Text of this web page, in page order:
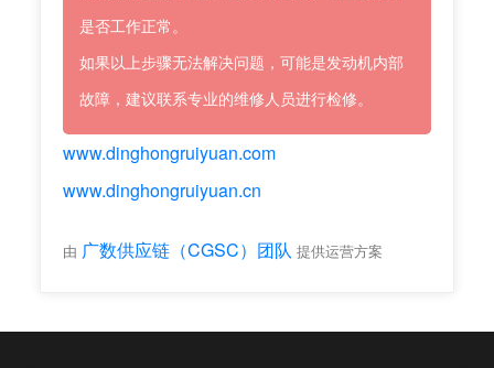
是否工作正常。
如果以上步骤无法解决问题，可能是发动机内部
故障，建议联系专业的维修人员进行检修。
www.dinghongruiyuan.com
www.dinghongruiyuan.cn
由 广数供应链（CGSC）团队 提供运营方案